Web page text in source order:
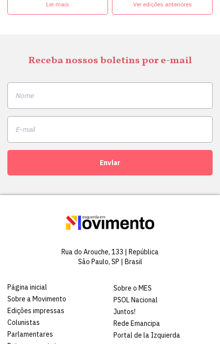
Ler mais Ver edições anteriores
Receba nossos boletins por e-mail
Enviar
Rua do Arouche, 133 | República
São Paulo, SP | Brasil
Página inicial
Sobre a Movimento
Edições impressas
Colunistas
Parlamentares
Sobre o MES
PSOL Nacional
Juntos!
Rede Emancipa
Portal de la Izquierda